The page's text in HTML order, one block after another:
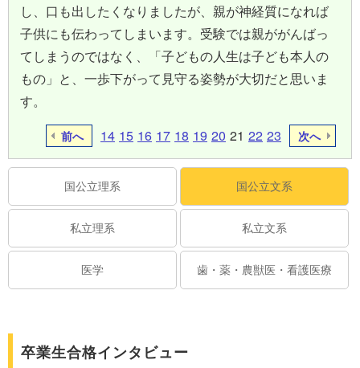
し、口も出したくなりましたが、親が神経質になれば
子供にも伝わってしまいます。受験では親ががんばっ
てしまうのではなく、「子どもの人生は子ども本人の
もの」と、一歩下がって見守る姿勢が大切だと思いま
す。
前へ 14 15 16 17 18 19 20 21 22 23 次へ
国公立理系 国公立文系
私立理系 私立文系
医学 歯・薬・農獣医・看護医療
卒業生合格インタビュー